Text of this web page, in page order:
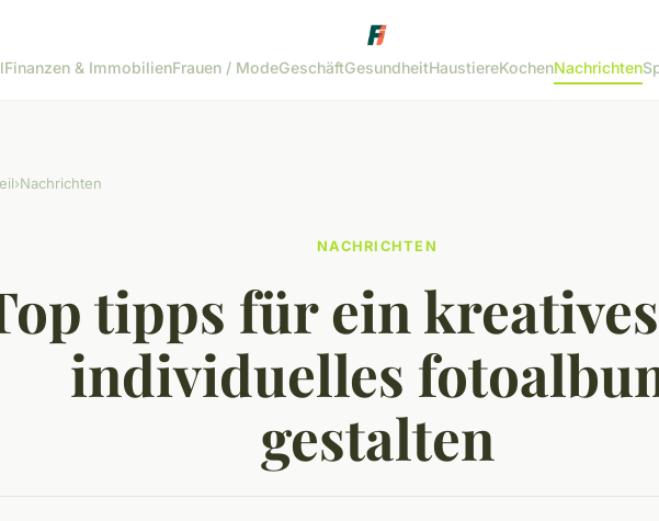
Finanzen & ImmobilienFrauen / ModeGeschäftGesundheitHaustiereKochenNachrichten
›Nachrichten
NACHRICHTEN
tipps für ein
individuelles
gestalten